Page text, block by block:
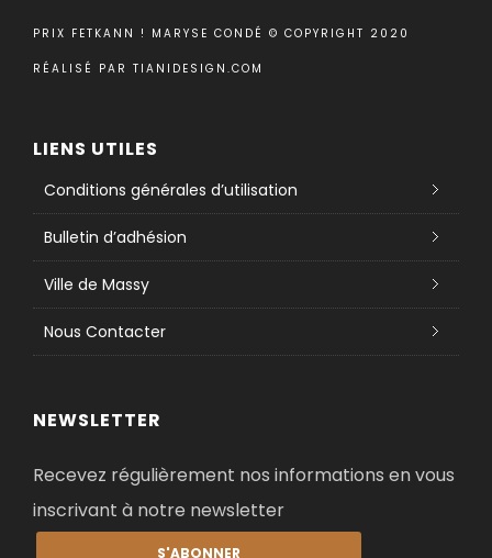
PRIX FETKANN ! MARYSE CONDÉ © COPYRIGHT 2020
RÉALISÉ PAR TIANIDESIGN.COM
LIENS UTILES
Conditions générales d’utilisation
Bulletin d’adhésion
Ville de Massy
Nous Contacter
NEWSLETTER
Recevez régulièrement nos informations en vous
inscrivant à notre newsletter
S'ABONNER